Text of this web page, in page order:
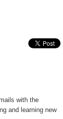
with the
and learning new